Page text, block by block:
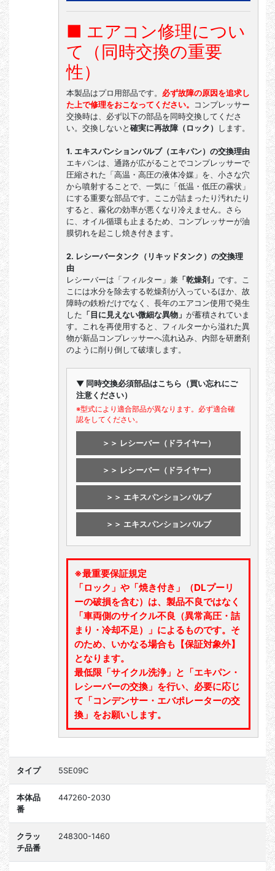
■ エアコン修理につい
て（同時交換の重要
性）
本製品はプロ用部品です。 必ず故障の原因を追求し
た上で修理をおこなってください。
コンプレッサー
交換時は、必ず以下の部品を同時交換してくださ
い。交換しないと 確実に再故障（ロック） します。
1. エキスパンションバルブ（エキパン）の交換理由
エキパンは、通路が広がることでコンプレッサーで
圧縮された「高温・高圧の液体冷媒」を、小さな穴
から噴射することで、一気に「低温・低圧の霧状」
にする重要な部品です。ここが詰まったり汚れたり
すると、霧化の効率が悪くなり冷えません。さら
に、オイル循環も止まるため、コンプレッサーが油
膜切れを起こし焼き付きます。
2. レシーバータンク（リキッドタンク）の交換理
由
レシーバーは「フィルター」兼 「乾燥剤」 です。こ
こには水分を除去する乾燥剤が入っているほか、故
障時の鉄粉だけでなく、長年のエアコン使用で発生
した 「目に見えない微細な異物」 が蓄積されていま
す。これを再使用すると、フィルターから溢れた異
物が新品コンプレッサーへ流れ込み、内部を研磨剤
のように削り倒して破壊します。
▼ 同時交換必須部品はこちら（買い忘れにご
注意ください）
※型式により適合部品が異なります。必ず適合確
認をしてください。
＞＞ レシーバー（ドライヤー）
＞＞ レシーバー（ドライヤー）
＞＞ エキスパンションバルブ
＞＞ エキスパンションバルブ
※最重要保証規定
「ロック」や「焼き付き」（DLプーリ
ーの破損を含む）は、製品不良ではなく
「車両側のサイクル不良（異常高圧・詰
まり・冷却不足）」によるものです。そ
のため、いかなる場合も【保証対象外】
となります。
最低限「サイクル洗浄」と「エキパン・
レシーバーの交換」を行い、必要に応じ
て「コンデンサー・エバポレーターの交
換」をお願いします。
タイプ 5SE09C
本体品
番
447260-2030
クラッ
チ品番
248300-1460